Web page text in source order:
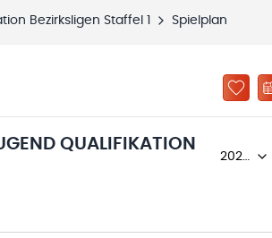
Bezirksligen Staffel 1 Spielplan
QUALIFIKATION
2025/26